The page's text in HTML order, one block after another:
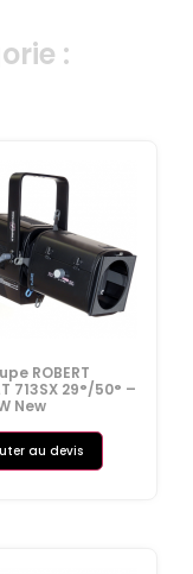
:
ROBERT
713SX 29°/50° –
New
au devis